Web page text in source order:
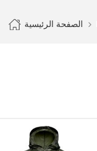
الصفحة الرئيسية